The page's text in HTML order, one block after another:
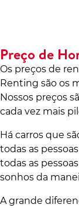
Preço de
Os preços de
Renting são os
Nossos preços
cada vez mais
Há carros que
todas as
todas as
sonhos da
A grande